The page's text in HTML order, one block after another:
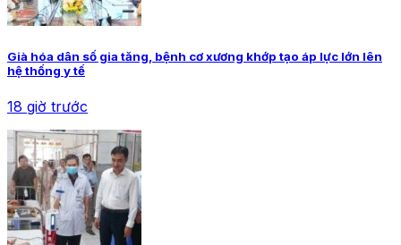
Già hóa dân số gia tăng, bệnh cơ xương khớp tạo áp lực lớn lên
hệ thống y tế
18 giờ trước